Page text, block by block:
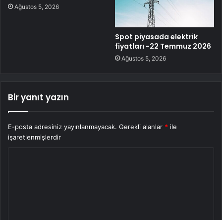
Ağustos 5, 2026
Spot piyasada elektrik
fiyatları -22 Temmuz 2026
Ağustos 5, 2026
Bir yanıt yazın
E-posta adresiniz yayınlanmayacak. Gerekli alanlar * ile
işaretlenmişlerdir